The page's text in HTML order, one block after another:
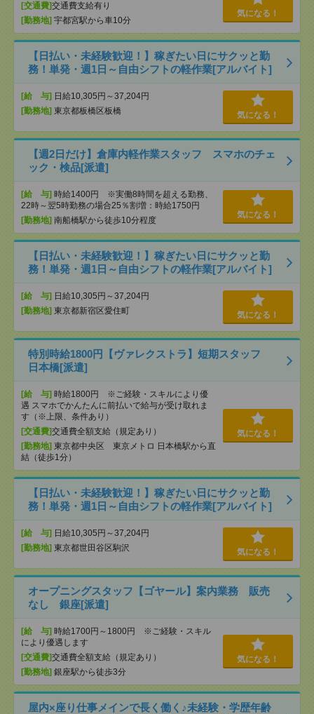
[交通費]交通費支給有り
[勤務地] 宇都宮駅から車10分
気になる！
【日払い・未経験歓迎！】稼ぎたい日にサクッと勤
務！単発・週1日～自由シフトの軽作業[アルバイト]
[給 与] 日給10,305円～37,204円
[勤務地] 東京都板橋区板橋 気になる！
【週2日だけ】倉庫内軽作業スタッフ スマホのチェ
ック・検品[派遣]
[給 与] 時給1400円 ※実働8時間を超える勤務、
22時～翌5時勤務の場合25％割増：時給1750円
[勤務地] 南船橋駅から徒歩10分程度
気になる！
【日払い・未経験歓迎！】稼ぎたい日にサクッと勤
務！単発・週1日～自由シフトの軽作業[アルバイト]
[給 与] 日給10,305円～37,204円
[勤務地] 東京都新宿区愛住町 気になる！
特別時給1800円【ヴァレクストラ】短期スタッフ
日本橋[派遣]
[給 与] 時給1800円 ※ご経験・スキルにより優
遇 スマホでかんたんに前払いで給与が受け取れま
す（※上限、条件あり）
[交通費]交通費全額支給（規定あり）
[勤務地] 東京都中央区 東京メトロ 日本橋駅から直
結（徒歩1分）
気になる！
【日払い・未経験歓迎！】稼ぎたい日にサクッと勤
務！単発・週1日～自由シフトの軽作業[アルバイト]
[給 与] 日給10,305円～37,204円
[勤務地] 東京都世田谷区駒沢 気になる！
オープニングスタッフ【ゴヤール】案内業務 販売
なし 銀座[派遣]
[給 与] 時給1700円～1800円 ※ご経験・スキル
により優遇します
[交通費]交通費全額支給（規定あり）
[勤務地] 銀座駅から徒歩3分
気になる！
屋内×座り仕事メインで長く働く♪未経験・学歴年齢